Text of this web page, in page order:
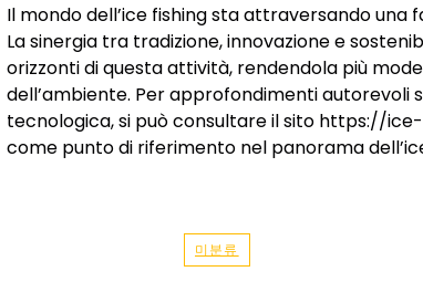
Il mondo dell’ice fishing sta attraversando una
La sinergia tra tradizione, innovazione e
orizzonti di questa attività, rendendola più
dell’ambiente. Per approfondimenti autorevoli
tecnologica, si può consultare il sito https://
come punto di riferimento nel panorama
미분류